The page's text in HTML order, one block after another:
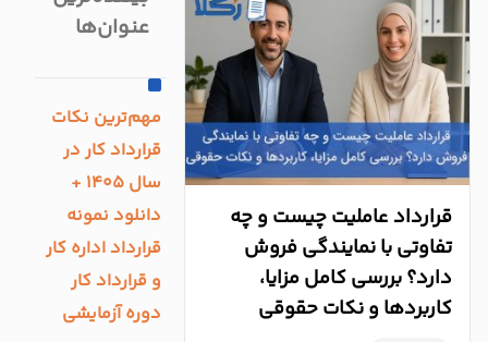
تلفنی
استعلام
محاسبه
آنلاین
درباره
تماس
قرارداد عاملیت چیست و چه
تفاوتی با نمایندگی فروش
دارد؟ بررسی کامل مزایا،
کاربردها و نکات حقوقی
عنوان‌ها
مهم‌ترین نکات
قرارداد کار در
سال 1405 +
دانلود نمونه
قرارداد اداره کار
و قرارداد کار
دوره آزمایشی